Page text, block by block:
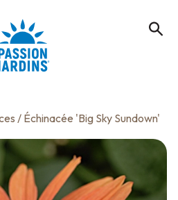
/ Échinacée 'Big Sky Sundown'